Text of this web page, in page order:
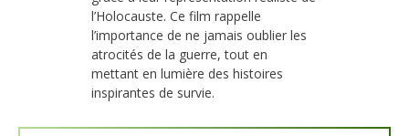
l’Holocauste. Ce film rappelle
l’importance de ne jamais oublier les
atrocités de la guerre, tout en
mettant en lumière des histoires
inspirantes de survie.